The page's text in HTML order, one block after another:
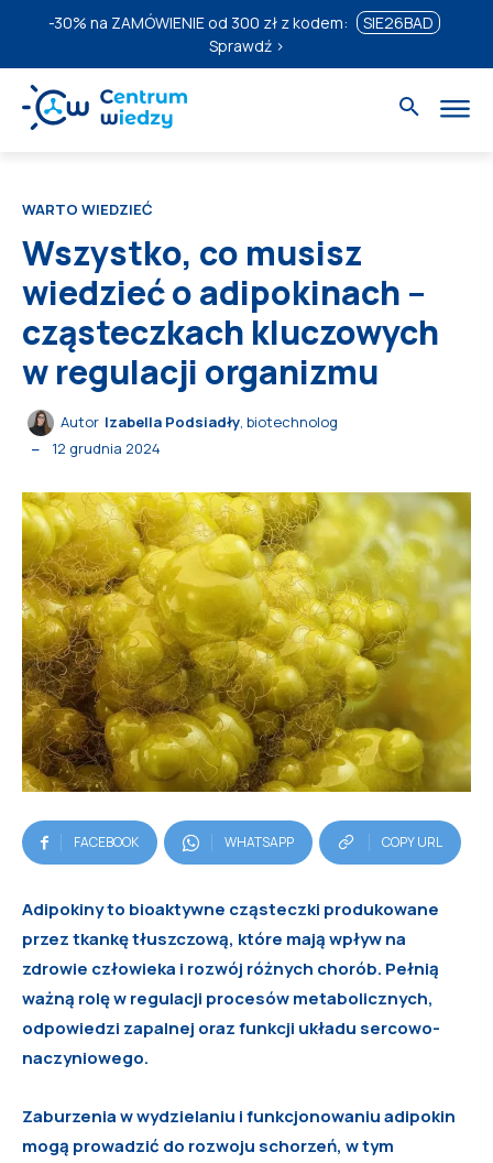
-30% na ZAMÓWIENIE od 300 zł z kodem:
SIE26BAD
Sprawdź ›
WARTO WIEDZIEĆ
Wszystko, co musisz
wiedzieć o adipokinach –
cząsteczkach kluczowych
w regulacji organizmu
Autor Izabella Podsiadły, biotechnolog
12 grudnia 2024
FACEBOOK WHATSAPP COPY URL
Adipokiny to bioaktywne cząsteczki produkowane
przez tkankę tłuszczową, które mają wpływ na
zdrowie człowieka i rozwój różnych chorób. Pełnią
ważną rolę w regulacji procesów metabolicznych,
odpowiedzi zapalnej oraz funkcji układu sercowo-
naczyniowego.
Zaburzenia w wydzielaniu i funkcjonowaniu adipokin
mogą prowadzić do rozwoju schorzeń, w tym